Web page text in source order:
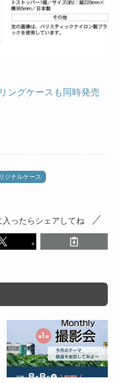
ングケースも同時発売
ジナルケース
ったらシェアしてね